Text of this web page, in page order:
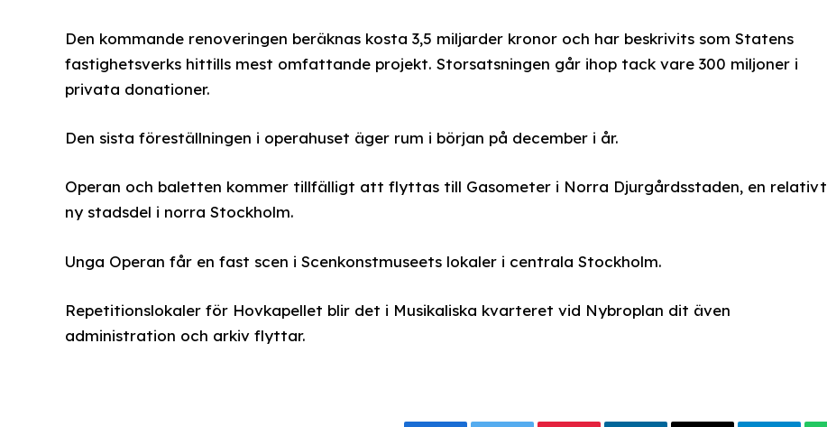
Den kommande renoveringen beräknas kosta 3,5 miljarder kronor och har beskrivits som Statens
fastighetsverks hittills mest omfattande projekt. Storsatsningen går ihop tack vare 300 miljoner i
privata donationer.
Den sista föreställningen i operahuset äger rum i början på december i år.
Operan och baletten kommer tillfälligt att flyttas till Gasometer i Norra Djurgårdsstaden, en relativt
ny stadsdel i norra Stockholm.
Unga Operan får en fast scen i Scenkonstmuseets lokaler i centrala Stockholm.
Repetitionslokaler för Hovkapellet blir det i Musikaliska kvarteret vid Nybroplan dit även
administration och arkiv flyttar.